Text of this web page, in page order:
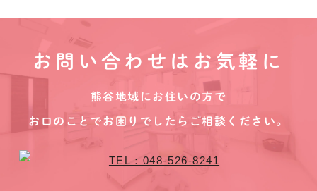
お問い合わせはお気軽に
熊谷地域にお住いの方で
お口のことでお困りでしたらご相談ください。